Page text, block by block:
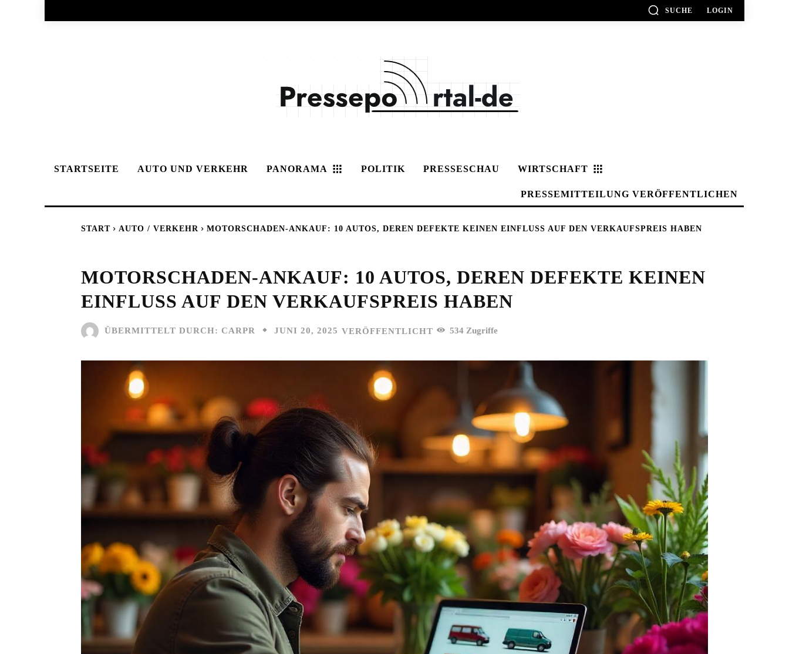
SUCHE LOGIN
STARTSEITE AUTO UND VERKEHR PANORAMA POLITIK PRESSESCHAU WIRTSCHAFT
PRESSEMITTEILUNG VERÖFFENTLICHEN
START AUTO / VERKEHR MOTORSCHADEN-ANKAUF: 10 AUTOS, DEREN DEFEKTE KEINEN EINFLUSS AUF DEN VERKAUFSPREIS HABEN
MOTORSCHADEN-ANKAUF: 10 AUTOS, DEREN DEFEKTE KEINEN
EINFLUSS AUF DEN VERKAUFSPREIS HABEN
ÜBERMITTELT DURCH: CARPR JUNI 20, 2025 VERÖFFENTLICHT 534 Zugriffe